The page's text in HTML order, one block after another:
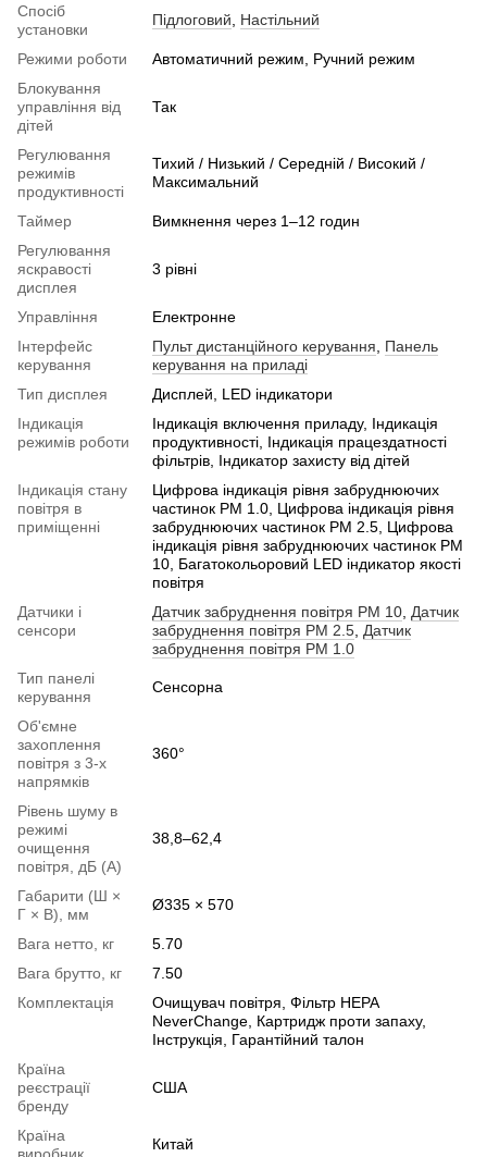
Спосіб
установки
Підлоговий Настільний
Режими роботи
Автоматичний режим, Ручний режим
Блокування
управління від
дітей
Так
Регулювання
режимів
продуктивності
Тихий / Низький / Середній / Високий /
Максимальний
Таймер
Вимкнення через 1–12 годин
Регулювання
яскравості
дисплея
3 рівні
Управління
Електронне
Інтерфейс
керування
Пульт дистанційного керування
Панель
керування на приладі
Тип дисплея
Дисплей, LED індикатори
Індикація
режимів роботи
Індикація включення приладу, Індикація
продуктивності, Індикація працездатності
фільтрів, Індикатор захисту від дітей
Індикація стану
повітря в
приміщенні
Цифрова індикація рівня забруднюючих
частинок PM 1.0, Цифрова індикація рівня
забруднюючих частинок PM 2.5, Цифрова
індикація рівня забруднюючих частинок PM
10, Багатокольоровий LED індикатор якості
повітря
Датчики і
сенсори
Датчик забруднення повітря PM 10 Датчик
забруднення повітря PM 2.5 Датчик
забруднення повітря PM 1.0
Тип панелі
керування
Сенсорна
Об'ємне
захоплення
повітря з 3-х
напрямків
360°
Рівень шуму в
режимі
очищення
повітря, дБ (А)
38,8–62,4
Габарити (Ш ×
Г × В), мм
Ø335 × 570
Вага нетто, кг
5.70
Вага брутто, кг
7.50
Комплектація
Очищувач повітря, Фільтр HEPA
NeverChange, Картридж проти запаху,
Інструкція, Гарантійний талон
Країна
реєстрації
бренду
США
Країна
виробник
Китай